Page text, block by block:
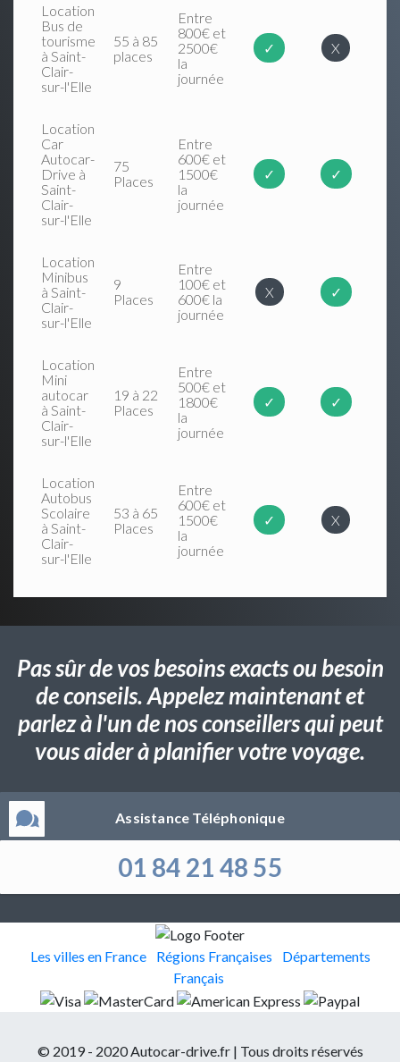
Location
Bus de
tourisme
à Saint-
Clair-
sur-l'Elle
55 à 85
places
Entre
800€ et
2500€
la
journée
✓ X
Location
Car
Autocar-
Drive à
Saint-
Clair-
sur-l'Elle
75
Places
Entre
600€ et
1500€
la
journée
✓ ✓
Location
Minibus
à Saint-
Clair-
sur-l'Elle
9
Places
Entre
100€ et
600€ la
journée
X ✓
Location
Mini
autocar
à Saint-
Clair-
sur-l'Elle
19 à 22
Places
Entre
500€ et
1800€
la
journée
✓ ✓
Location
Autobus
Scolaire
à Saint-
Clair-
sur-l'Elle
53 à 65
Places
Entre
600€ et
1500€
la
journée
✓ X
Pas sûr de vos besoins exacts ou besoin
de conseils. Appelez maintenant et
parlez à l'un de nos conseillers qui peut
vous aider à planifier votre voyage.
Assistance Téléphonique
01 84 21 48 55
Les villes en France Régions Françaises
Départements
Français
© 2019 - 2020 Autocar-drive.fr | Tous droits réservés